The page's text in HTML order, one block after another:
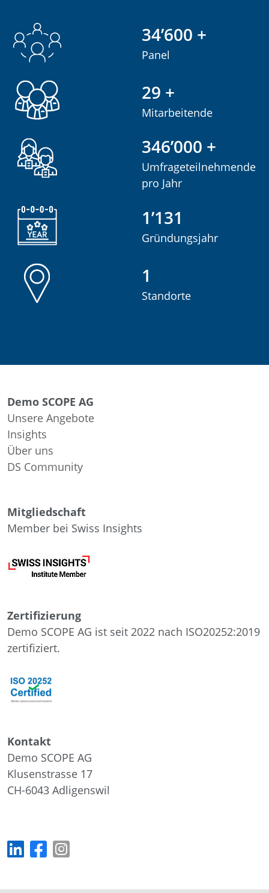
60’000 +
Panel
50 +
Mitarbeitende
600’000 +
Umfrageteilnehmende
pro Jahr
1’961
Gründungsjahr
2
Standorte
Demo SCOPE AG
Unsere Angebote
Insights
Über uns
DS Community
Mitgliedschaft
Member bei Swiss Insights
Zertifizierung
Demo SCOPE AG ist seit 2022 nach ISO20252:2019
zertifiziert.
Kontakt
Demo SCOPE AG
Klusenstrasse 17
CH-6043 Adligenswil